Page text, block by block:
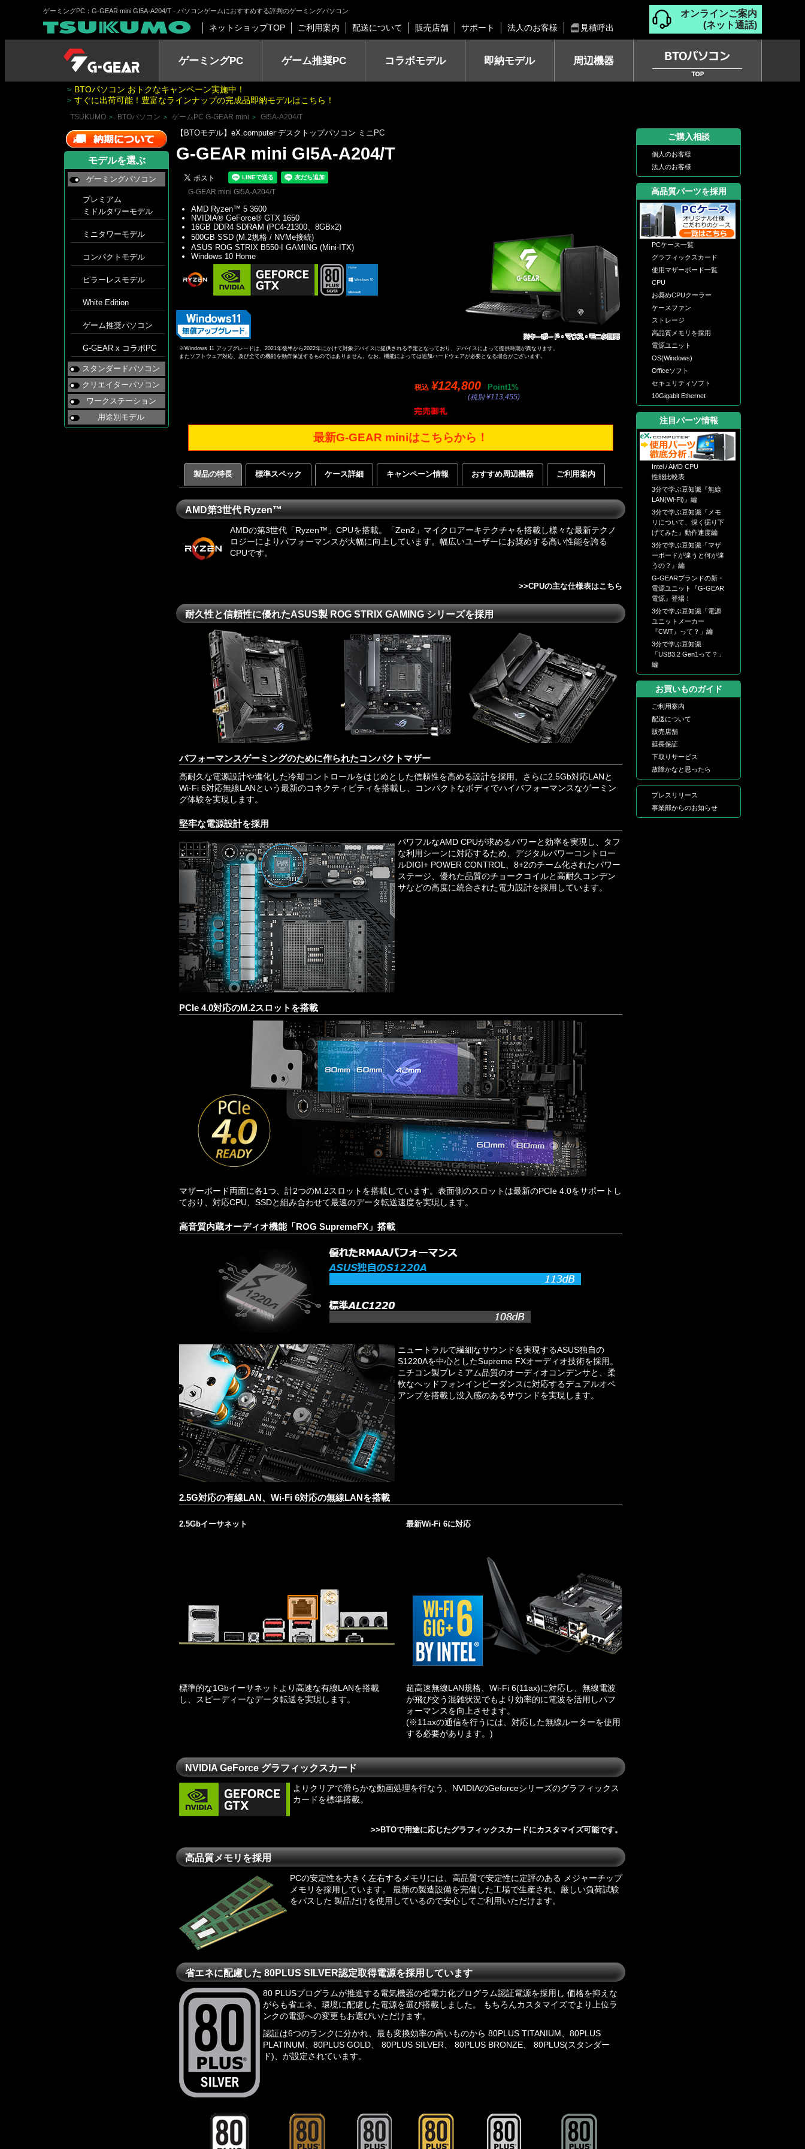
ゲーミングPC：G-GEAR mini GI5A-A204/T - パソコンゲームにおすすめする評判のゲーミングパソコン
ネットショップTOP ご利用案内 配送について 販売店舗 サポート 法人のお客様 見積呼出
オンラインご案内
(ネット通話)
ゲーミングPC ゲーム推奨PC コラボモデル 即納モデル 周辺機器
> BTOパソコン おトクなキャンペーン実施中！
> すぐに出荷可能！豊富なラインナップの完成品即納モデルはこちら！
TSUKUMO > BTOパソコン > ゲームPC G-GEAR mini > GI5A-A204/T
【BTOモデル】eX.computer デスクトップパソコン ミニPC
G-GEAR mini GI5A-A204/T
G-GEAR mini GI5A-A204/T
AMD Ryzen™ 5 3600
NVIDIA® GeForce® GTX 1650
16GB DDR4 SDRAM (PC4-21300、8GBx2)
500GB SSD (M.2規格 / NVMe接続)
ASUS ROG STRIX B550-I GAMING (Mini-ITX)
Windows 10 Home
※Windows 11 アップグレードは、2021年後半から2022年にかけて対象デバイスに提供される予定となっており、デバイスによって提供時期が異なります。
またソフトウェア対応、及び全ての機能を動作保証するものではありません。なお、機能によっては追加ハードウェアが必要となる場合がございます。
税込 ¥124,800 Point1%
(税別 ¥113,455)
最新G-GEAR miniはこちらから！
製品の特長 標準スペック ケース詳細 キャンペーン情報 おすすめ周辺機器 ご利用案内
AMD第3世代 Ryzen™
AMDの第3世代「Ryzen™」CPUを搭載。「Zen2」マイクロアーキテクチャを搭載し様々な最新テクノ
ロジーによりパフォーマンスが大幅に向上しています。幅広いユーザーにお奨めする高い性能を誇る
CPUです。
>>CPUの主な仕様表はこちら
耐久性と信頼性に優れたASUS製 ROG STRIX GAMING シリーズを採用
パフォーマンスゲーミングのために作られたコンパクトマザー
高耐久な電源設計や進化した冷却コントロールをはじめとした信頼性を高める設計を採用、さらに2.5Gb対応LANと
Wi-Fi 6対応無線LANという最新のコネクティビティを搭載し、コンパクトなボディでハイパフォーマンスなゲーミン
グ体験を実現します。
堅牢な電源設計を採用
パワフルなAMD CPUが求めるパワーと効率を実現し、タフ
な利用シーンに対応するため、デジタルパワーコントロー
ルDIGI+ POWER CONTROL、8+2のチーム化されたパワー
ステージ、優れた品質のチョークコイルと高耐久コンデン
サなどの高度に統合された電力設計を採用しています。
PCIe 4.0対応のM.2スロットを搭載
マザーボード両面に各1つ、計2つのM.2スロットを搭載しています。表面側のスロットは最新のPCIe 4.0をサポートし
ており、対応CPU、SSDと組み合わせて最速のデータ転送速度を実現します。
高音質内蔵オーディオ機能「ROG SupremeFX」搭載
ニュートラルで繊細なサウンドを実現するASUS独自の
S1220Aを中心としたSupreme FXオーディオ技術を採用。
ニチコン製プレミアム品質のオーディオコンデンサと、柔
軟なヘッドフォンインピーダンスに対応するデュアルオペ
アンプを搭載し没入感のあるサウンドを実現します。
2.5G対応の有線LAN、Wi-Fi 6対応の無線LANを搭載
2.5Gbイーサネット
標準的な1Gbイーサネットより高速な有線LANを搭載
し、スピーディーなデータ転送を実現します。
最新Wi-Fi 6に対応
超高速無線LAN規格、Wi-Fi 6(11ax)に対応し、無線電波
が飛び交う混雑状況でもより効率的に電波を活用しパフ
ォーマンスを向上させます。
(※11axの通信を行うには、対応した無線ルーターを使用
する必要があります。)
NVIDIA GeForce グラフィックスカード
よりクリアで滑らかな動画処理を行なう、NVIDIAのGeforceシリーズのグラフィックス
カードを標準搭載。
>>BTOで用途に応じたグラフィックスカードにカスタマイズ可能です。
高品質メモリを採用
PCの安定性を大きく左右するメモリには、高品質で安定性に定評のある メジャーチップ
メモリを採用しています。 最新の製造設備を完備した工場で生産され、厳しい負荷試験
をパスした 製品だけを使用しているので安心してご利用いただけます。
省エネに配慮した 80PLUS SILVER認定取得電源を採用しています
80 PLUSプログラムが推進する電気機器の省電力化プログラム認証電源を採用し 価格を抑えな
がらも省エネ、環境に配慮した電源を選び搭載しました。 もちろんカスタマイズでより上位ラ
ンクの電源への変更もお選びいただけます。
認証は6つのランクに分かれ、最も変換効率の高いものから 80PLUS TITANIUM、80PLUS
PLATINUM、80PLUS GOLD、 80PLUS SILVER、 80PLUS BRONZE、 80PLUS(スタンダー
ド)、が設定されています。
モデルを選ぶ
ゲーミングパソコン
プレミアム
ミドルタワーモデル
ミニタワーモデル
コンパクトモデル
ピラーレスモデル
White Edition
ゲーム推奨パソコン
G-GEAR x コラボPC
スタンダードパソコン
クリエイターパソコン
ワークステーション
用途別モデル
ご購入相談
個人のお客様
法人のお客様
高品質パーツを採用
PCケース一覧
グラフィックスカード
使用マザーボード一覧
CPU
お奨めCPUクーラー
ケースファン
ストレージ
高品質メモリを採用
電源ユニット
OS(Windows)
Officeソフト
セキュリティソフト
10Gigabit Ethernet
注目パーツ情報
Intel / AMD CPU
性能比較表
3分で学ぶ豆知識『無線
LAN(Wi-Fi)』編
3分で学ぶ豆知識『メモ
リについて、深く掘り下
げてみた』動作速度編
3分で学ぶ豆知識『マザ
ーボードが違うと何が違
うの？』編
G-GEARブランドの新・
電源ユニット『G-GEAR
電源』登場！
3分で学ぶ豆知識「電源
ユニットメーカー
『CWT』って？」編
3分で学ぶ豆知識
「USB3.2 Gen1って？」
編
お買いものガイド
ご利用案内
配送について
販売店舗
延長保証
下取りサービス
故障かなと思ったら
プレスリリース
事業部からのお知らせ